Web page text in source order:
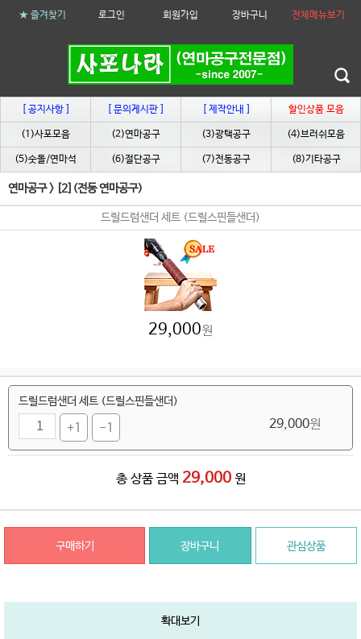
★ 즐겨찾기 로그인 회원가입 장바구니 전체메뉴보기
[ 공지사항 ] [ 문의게시판 ] [ 제작안내 ] 할인상품 모음
(1)사포모음 (2)연마공구 (3)광택공구 (4)브러쉬모음
(5)숫돌/연마석 (6)절단공구 (7)전동공구 (8)기타공구
연마공구> [2](전동 연마공구)
드릴드럼샌더 세트 (드릴스핀들샌더)
29,000원
드릴드럼샌더 세트 (드릴스핀들샌더)
+1 -1 29,000원
총 상품 금액 29,000 원
구매하기 장바구니 관심상품
확대보기